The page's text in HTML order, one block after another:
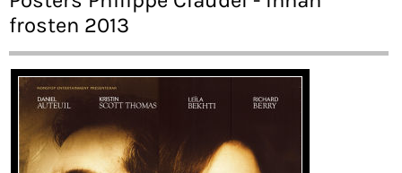
frosten 2013